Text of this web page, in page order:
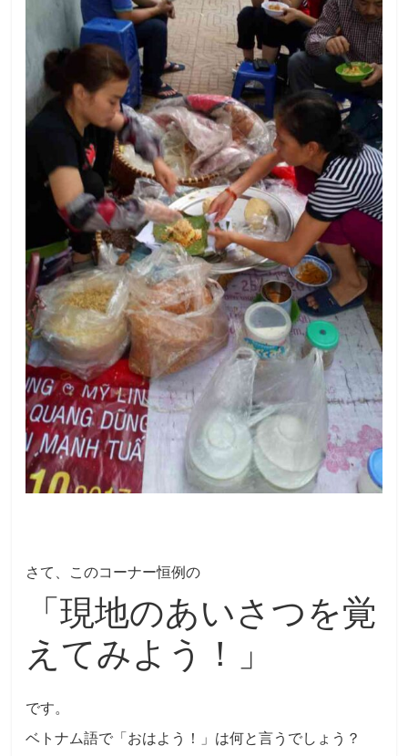
さて、このコーナー恒例の
「現地のあいさつを覚
えてみよう！」
です。
ベトナム語で「おはよう！」は何と言うでしょう？